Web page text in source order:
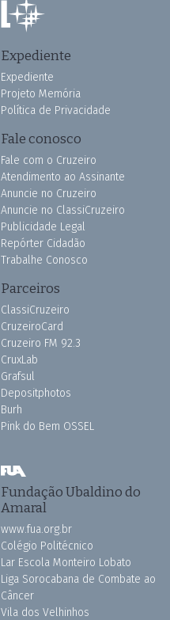
Expediente
Expediente
Projeto Memória
Política de Privacidade
Fale conosco
Fale com o Cruzeiro
Atendimento ao Assinante
Anuncie no Cruzeiro
Anuncie no ClassiCruzeiro
Publicidade Legal
Repórter Cidadão
Trabalhe Conosco
Parceiros
ClassiCruzeiro
CruzeiroCard
Cruzeiro FM 92.3
CruxLab
Grafsul
Depositphotos
Burh
Pink do Bem OSSEL
Fundação Ubaldino do
Amaral
www.fua.org.br
Colégio Politécnico
Lar Escola Monteiro Lobato
Liga Sorocabana de Combate ao
Câncer
Vila dos Velhinhos